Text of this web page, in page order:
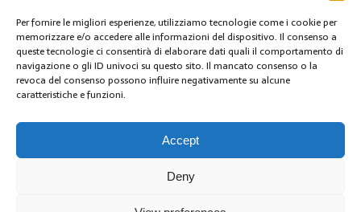
Per fornire le migliori esperienze, utilizziamo tecnologie come i cookie per
memorizzare e/o accedere alle informazioni del dispositivo. Il consenso a
queste tecnologie ci consentirà di elaborare dati quali il comportamento di
navigazione o gli ID univoci su questo sito. Il mancato consenso o la
revoca del consenso possono influire negativamente su alcune
caratteristiche e funzioni.
Accept
Deny
PRÉCÉDENT
IL MINISTRO DI STATO POSITIVO AL COVID
DIPLOMATICO E CONSOLARE DEL PRINCIPATO